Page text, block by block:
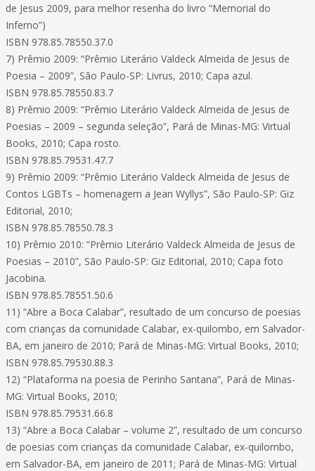
de Jesus 2009, para melhor resenha do livro “Memorial do
Inferno”)
ISBN 978.85.78550.37.0
7) Prêmio 2009: “Prêmio Literário Valdeck Almeida de Jesus de
Poesia – 2009”, São Paulo-SP: Livrus, 2010; Capa azul.
ISBN 978.85.78550.83.7
8) Prêmio 2009: “Prêmio Literário Valdeck Almeida de Jesus de
Poesias – 2009 – segunda seleção”, Pará de Minas-MG: Virtual
Books, 2010; Capa rosto.
ISBN 978.85.79531.47.7
9) Prêmio 2009: “Prêmio Literário Valdeck Almeida de Jesus de
Contos LGBTs – homenagem a Jean Wyllys”, São Paulo-SP: Giz
Editorial, 2010;
ISBN 978.85.78550.78.3
10) Prêmio 2010: “Prêmio Literário Valdeck Almeida de Jesus de
Poesias – 2010”, São Paulo-SP: Giz Editorial, 2010; Capa foto
Jacobina.
ISBN 978.85.78551.50.6
11) “Abre a Boca Calabar”, resultado de um concurso de poesias
com crianças da comunidade Calabar, ex-quilombo, em Salvador-
BA, em janeiro de 2010; Pará de Minas-MG: Virtual Books, 2010;
ISBN 978.85.79530.88.3
12) “Plataforma na poesia de Perinho Santana”, Pará de Minas-
MG: Virtual Books, 2010;
ISBN 978.85.79531.66.8
13) “Abre a Boca Calabar – volume 2”, resultado de um concurso
de poesias com crianças da comunidade Calabar, ex-quilombo,
em Salvador-BA, em janeiro de 2011; Pará de Minas-MG: Virtual